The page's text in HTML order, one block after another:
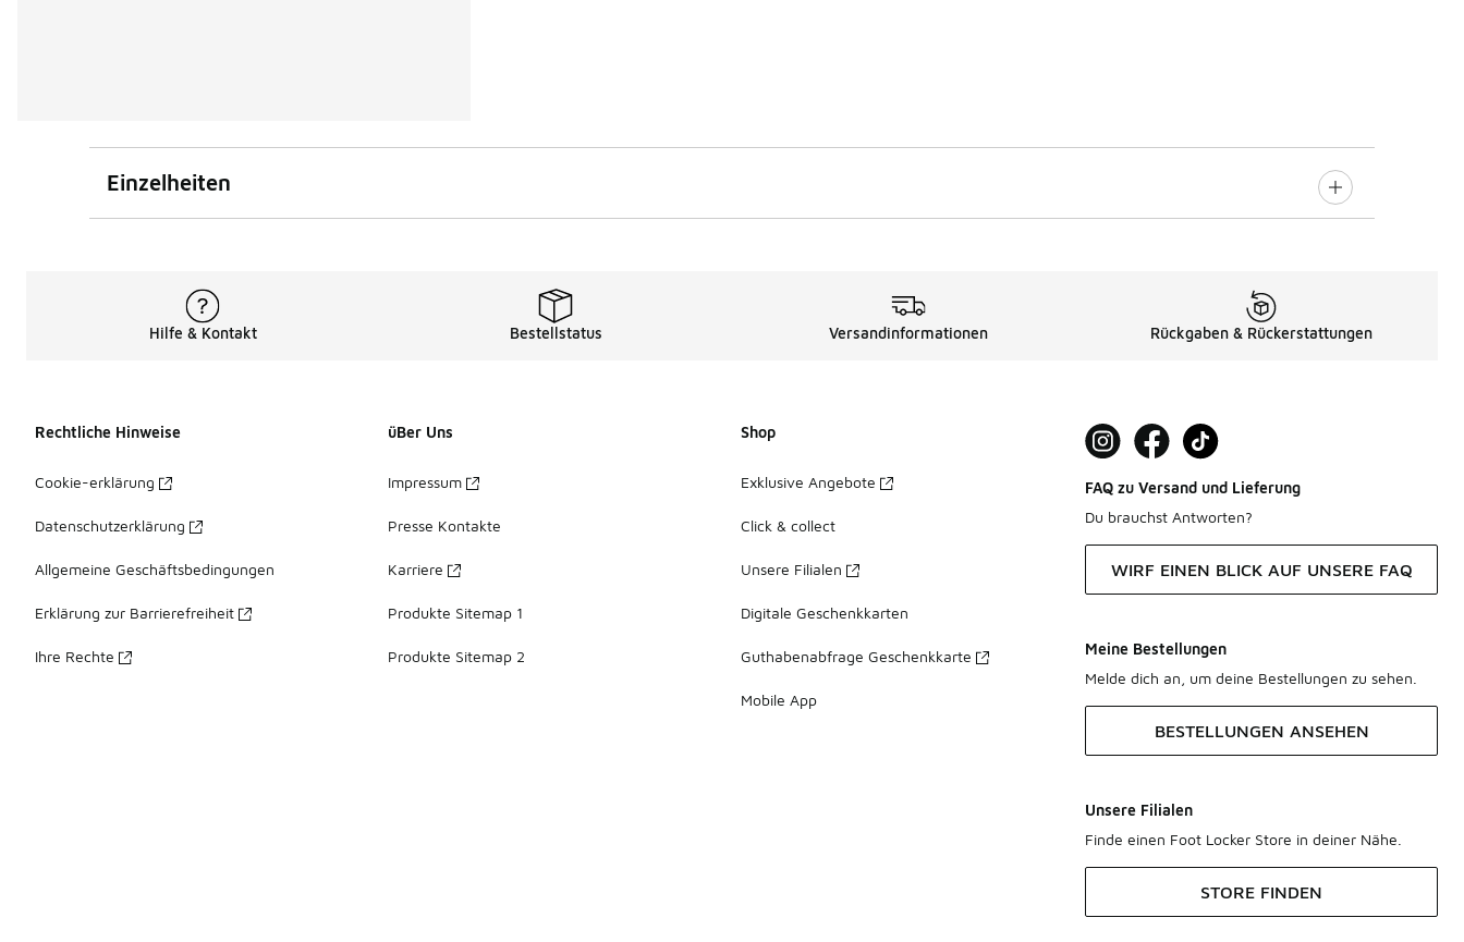
Einzelheiten
Hilfe & Kontakt Bestellstatus Versandinformationen Rückgaben & Rückerstattungen
Rechtliche Hinweise
Cookie-erklärung
Datenschutzerklärung
Allgemeine Geschäftsbedingungen
Erklärung zur Barrierefreiheit
Ihre Rechte
üBer Uns
Impressum
Presse Kontakte
Karriere
Produkte Sitemap 1
Produkte Sitemap 2
Shop
Exklusive Angebote
Click & collect
Unsere Filialen
Digitale Geschenkkarten
Guthabenabfrage Geschenkkarte
Mobile App
FAQ zu Versand und Lieferung
Du brauchst Antworten?
WIRF EINEN BLICK AUF UNSERE FAQ
Meine Bestellungen
Melde dich an, um deine Bestellungen zu sehen.
BESTELLUNGEN ANSEHEN
Unsere Filialen
Finde einen Foot Locker Store in deiner Nähe.
STORE FINDEN